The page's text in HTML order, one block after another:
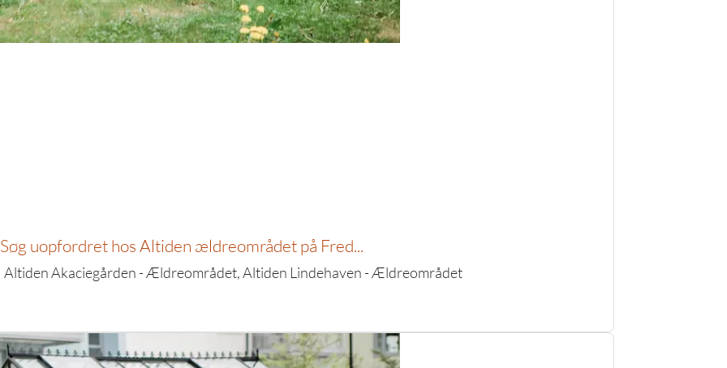
Søg uopfordret hos Altiden ældreområdet på Fred...
Altiden Akaciegården - Ældreområdet, Altiden Lindehaven - Ældreområdet